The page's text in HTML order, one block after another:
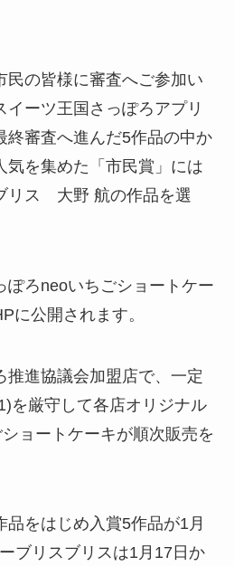
民の皆様に審査へご参加い
イーツ王国さっぽろアプリ
終審査へ進んだ5作品の中か
気を集めた「市民賞」には
リス 大野 航の作品を選
ぽろneoいちごショートケー
に公開されます。
推進協議会加盟店で、一定
を厳守して各店オリジナル
ョートケーキが順次販売を
をはじめ入賞5作品が1月
ブリスブリスは1月17日か